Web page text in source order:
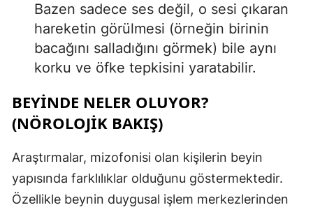
Bazen sadece ses değil, o sesi çıkaran
hareketin görülmesi (örneğin birinin
bacağını salladığını görmek) bile aynı
korku ve öfke tepkisini yaratabilir.
BEYINDE NELER OLUYOR?
(NÖROLOJIK BAKIŞ)
Araştırmalar, mizofonisi olan kişilerin beyin
yapısında farklılıklar olduğunu göstermektedir.
Özellikle beynin duygusal işlem merkezlerinden